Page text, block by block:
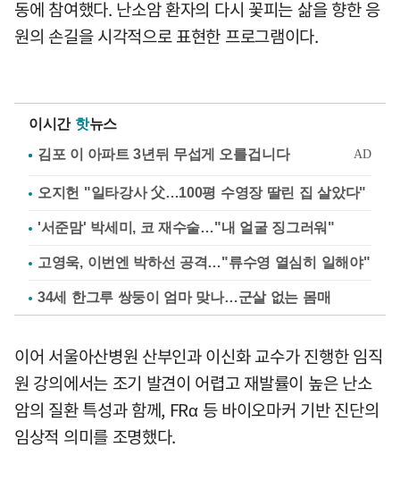
동에 참여했다. 난소암 환자의 다시 꽃피는 삶을 향한 응
원의 손길을 시각적으로 표현한 프로그램이다.
이시간 핫뉴스
오지헌 "일타강사 父…100평 수영장 딸린 집 살았다"
'서준맘' 박세미, 코 재수술…"내 얼굴 징그러워"
고영욱, 이번엔 박하선 공격…"류수영 열심히 일해야"
34세 한그루 쌍둥이 엄마 맞나…군살 없는 몸매
이어 서울아산병원 산부인과 이신화 교수가 진행한 임직
원 강의에서는 조기 발견이 어렵고 재발률이 높은 난소
암의 질환 특성과 함께, FRα 등 바이오마커 기반 진단의
임상적 의미를 조명했다.